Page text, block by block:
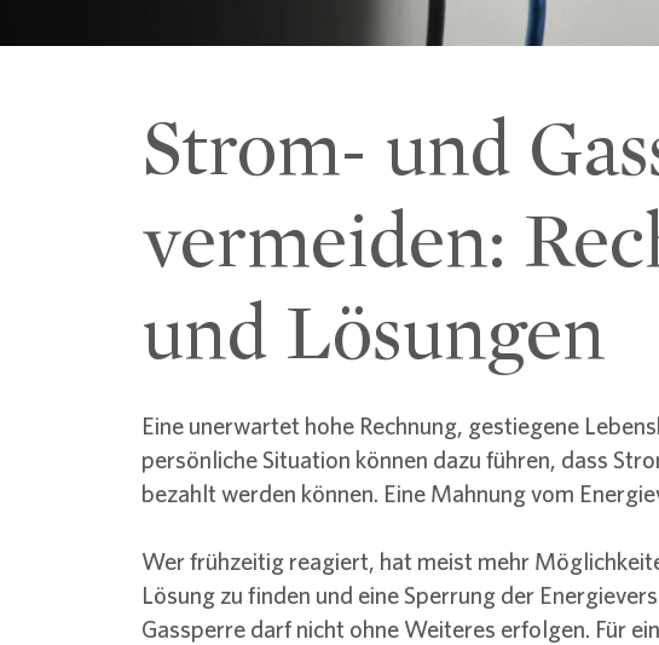
Strom- und
vermeiden:
und Lösungen
Eine unerwartet hohe Rechnung, gestiegene
persönliche Situation können dazu führen, dass
bezahlt werden können. Eine Mahnung vom
Wer frühzeitig reagiert, hat meist mehr
Lösung zu finden und eine Sperrung der
Gassperre darf nicht ohne Weiteres erfolgen. Für